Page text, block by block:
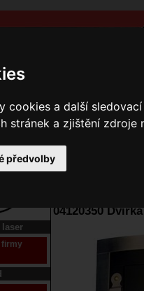
a další
stránek a zjištění zdroje
předvolby
Kontakty
laser
firmy
04120350